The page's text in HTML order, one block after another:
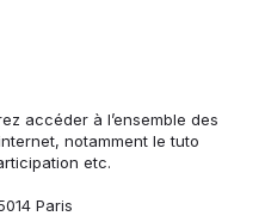
accéder à l’ensemble des
notamment le tuto
etc.
Paris